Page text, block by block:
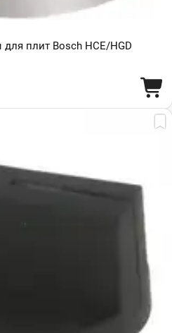
плит Bosch HCE/HGD